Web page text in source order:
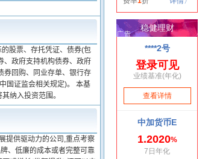
股票、存托凭证、债券(包
、政府支持机构债券、政府
券回购、同业存单、银行存
国证监会相关规定)。 本基
纳入投资范围。
提供驱动力的公司,重点考察
、低廉的成本或者完整可靠